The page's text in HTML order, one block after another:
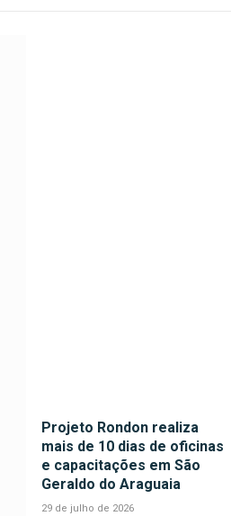
Projeto Rondon realiza
mais de 10 dias de oficinas
e capacitações em São
Geraldo do Araguaia
29 de julho de 2026